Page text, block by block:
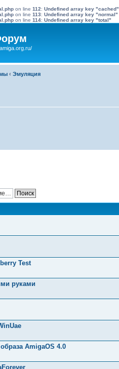
on line 112: Undefined array key "cached"
on line 113: Undefined array key "normal"
on line 114: Undefined array key "total"
‹ Эмуляция
Test
руками
AmigaOS 4.0